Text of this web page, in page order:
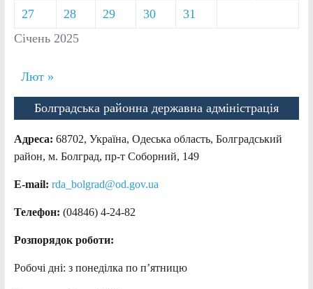
Січень 2025
27 28 29 30 31
Лют »
Болградська районна державна адміністрація
Адреса: 68702, Україна, Одеська область, Болградський
район, м. Болград, пр-т Соборний, 149
E-mail: rda_bolgrad@od.gov.ua
Телефон: (04846) 4-24-82
Розпорядок роботи:
Робочі дні: з понеділка по п’ятницю